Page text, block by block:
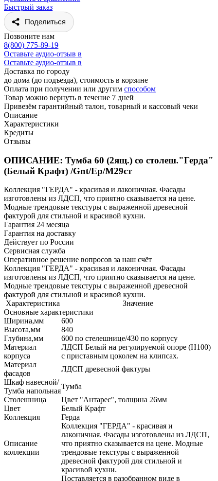
Быстрый заказ
Поделиться
Позвоните нам
8(800) 775-89-19
Оставьте аудио-отзыв в
Оставьте аудио-отзыв в
Доставка по городу
до дома (до подъезда), стоимость в корзине
Оплата при получении или другим способом
Товар можно вернуть в течение 7 дней
Привезём гарантийный талон, товарный и кассовый чеки
Описание
Характеристики
Кредиты
Отзывы
ОПИСАНИЕ: Тумба 60 (2ящ.) со столеш."Герда"
(Белый Крафт) /Gnt/Ep/М29ст
Коллекция "ГЕРДА" - красивая и лаконичная. Фасады
изготовлены из ЛДСП, что приятно сказывается на цене.
Модные трендовые текстуры с выраженной древесной
фактурой для стильной и красивой кухни.
Гарантия 24 месяца
Гарантия на доставку
Действует по России
Сервисная служба
Оперативное решение вопросов за наш счёт
Коллекция "ГЕРДА" - красивая и лаконичная. Фасады
изготовлены из ЛДСП, что приятно сказывается на цене.
Модные трендовые текстуры с выраженной древесной
фактурой для стильной и красивой кухни.
Характеристика
Значение
Основные характеристики
Ширина,мм
600
Высота,мм
840
Глубина,мм
600 по стелешнице/430 по корпусу
Материал
корпуса
ЛДСП Белый на регулируемой опоре (H100)
с приставным цоколем на клипсах.
Материал
фасадов
ЛДСП древесной фактуры
Шкаф навесной/
Тумба напольная
Тумба
Столешница
Цвет "Антарес", толщина 26мм
Цвет
Белый Крафт
Коллекция
Герда
Описание
коллекции
Коллекция "ГЕРДА" - красивая и
лаконичная. Фасады изготовлены из ЛДСП,
что приятно сказывается на цене. Модные
трендовые текстуры с выраженной
древесной фактурой для стильной и
красивой кухни.
Поставляется в разобранном виде в